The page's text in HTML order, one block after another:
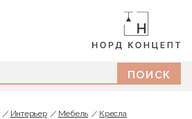
Интерьер Мебель
Кресла